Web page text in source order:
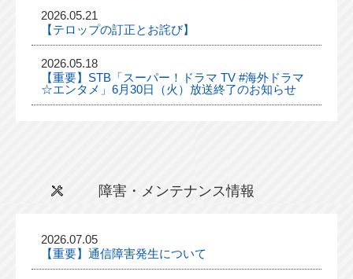
2026.05.21
【テロップの訂正とお詫び】
2026.05.18
【重要】STB「スーパー！ドラマ TV #海外ドラマ
☆エンタメ」6月30日（火）放送終了のお知らせ
障害・メンテナンス情報
2026.07.05
【重要】通信障害発生について